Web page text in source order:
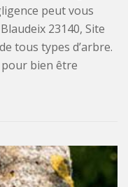
peut vous
23140, Site
tous types d’arbre.
bien être